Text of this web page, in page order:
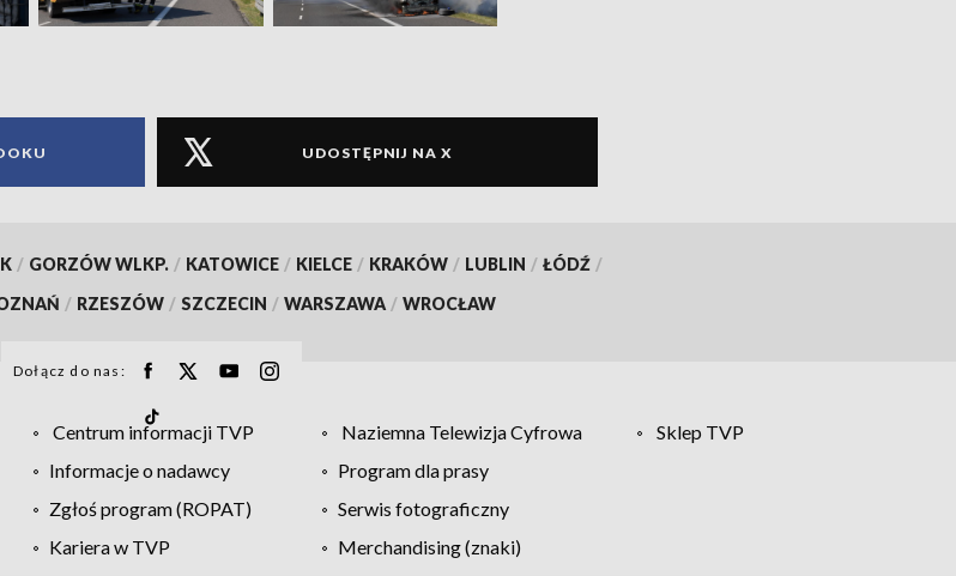
UDOSTĘPNIJ NA X
/ GORZÓW WLKP. / KATOWICE / KIELCE / KRAKÓW / LUBLIN / ŁÓDŹ /
/ RZESZÓW / SZCZECIN / WARSZAWA / WROCŁAW
Dołącz do nas:
Centrum informacji TVP Naziemna Telewizja Cyfrowa
Sklep TVP
Informacje o nadawcy
Program dla prasy
Zgłoś program (ROPAT)
Serwis fotograficzny
Kariera w TVP
Merchandising (znaki)